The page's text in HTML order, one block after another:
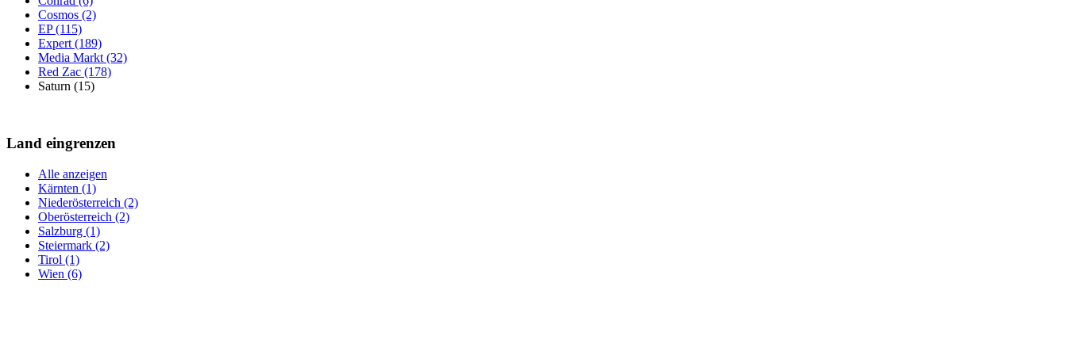
Cosmos (2)
EP (115)
Expert (189)
Media Markt (32)
Red Zac (178)
Saturn (15)
Land eingrenzen
Alle anzeigen
Kärnten (1)
Niederösterreich (2)
Oberösterreich (2)
Salzburg (1)
Steiermark (2)
Tirol (1)
Wien (6)